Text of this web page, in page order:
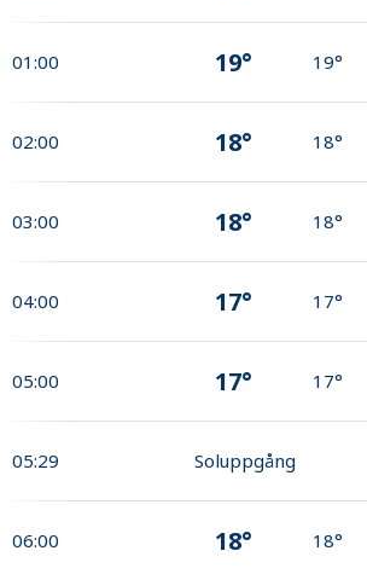
01:00 19° 19°
02:00 18° 18°
03:00 18° 18°
04:00 17° 17°
05:00 17° 17°
05:29 Soluppgång
06:00 18° 18°